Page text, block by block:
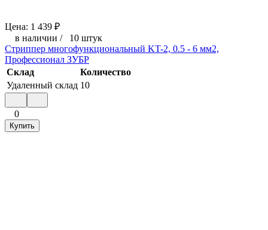
Цена: 1 439 ₽
в наличии / 10 штук
Стриппер многофункциональный KT-2, 0.5 - 6 мм2,
Профессионал ЗУБР
Склад
Количество
Удаленный склад 10
0
Купить